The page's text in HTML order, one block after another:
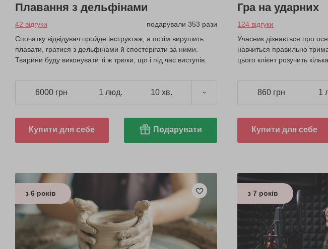
Плавання з дельфінами
42 відгуки
подарували 353 рази
Спочатку відвідувач пройде інструктаж, а потім вирушить
плавати, гратися з дельфінами й спостерігати за ними.
Тварини буду виконувати ті ж трюки, що і під час виступів.
6000 грн 1 люд. 10 хв.
Купити для себе Подарувати
Гра на ударних
124 відгуки
Учасник дізнається про
навчиться правильно
цього клієнт розучить
860 грн 1
Купити для себе
з 6 років з 7 років